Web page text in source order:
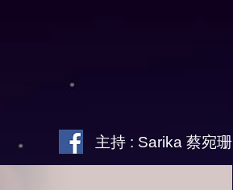
主持 : Sarika 蔡宛珊